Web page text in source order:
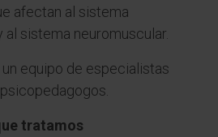
afectan al sistema
sistema neuromuscular.
equipo de especialistas
tratamos